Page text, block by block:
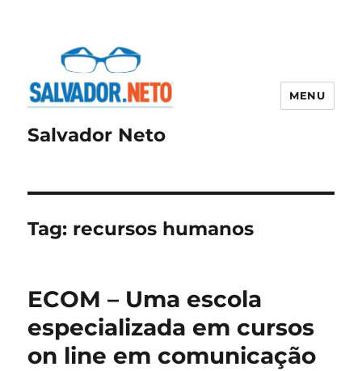
Salvador Neto
MENU
Tag: recursos humanos
ECOM – Uma escola
especializada em cursos
on line em comunicação